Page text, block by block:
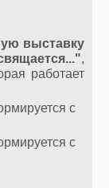
выставку
,
работает
с
с